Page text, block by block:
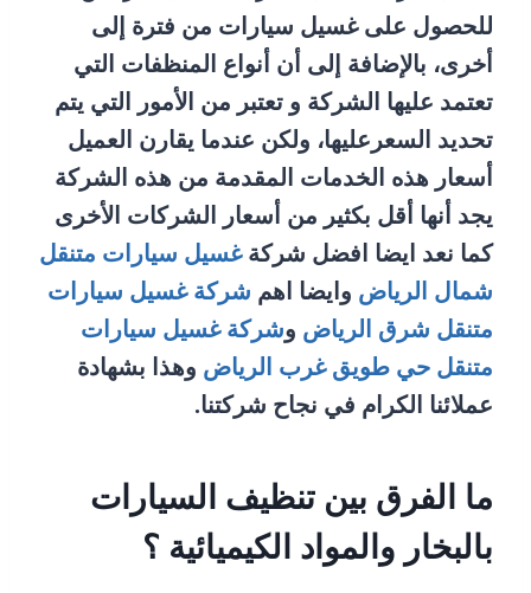
للحصول على غسيل سيارات من فترة إلى
أخرى، بالإضافة إلى أن أنواع المنظفات التي
تعتمد عليها الشركة و تعتبر من الأمور التي يتم
تحديد السعرعليها، ولكن عندما يقارن العميل
أسعار هذه الخدمات المقدمة من هذه الشركة
يجد أنها أقل بكثير من أسعار الشركات الأخرى
كما نعد ايضا افضل شركةغسيل سيارات متنقل
شمال الرياض وايضا اهم شركة غسيل سيارات
متنقل شرق الرياض وشركة غسيل سيارات
متنقل حي طويق غرب الرياض وهذا بشهادة
عملائنا الكرام في نجاح شركتنا.
ما الفرق بين تنظيف السيارات
بالبخار والمواد الكيميائية ؟